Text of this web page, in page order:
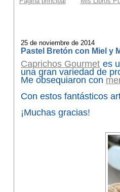
25 de noviembre de 2014
Pastel Bretón con Miel y
Caprichos Gourmet es
una gran variedad de
Me obsequiaron con
Con estos fantásticos
¡Muchas gracias!